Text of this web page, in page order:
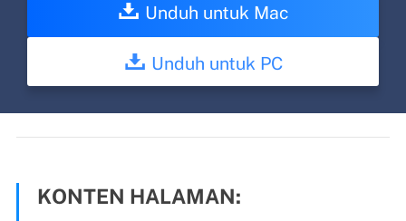
Unduh untuk Mac
Unduh untuk PC
KONTEN HALAMAN: